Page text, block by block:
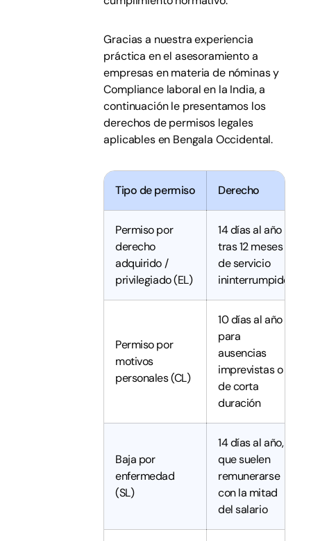
Gracias a nuestra experiencia
práctica en el asesoramiento a
empresas en materia de nóminas y
Compliance laboral en la India, a
continuación le presentamos los
derechos de permisos legales
aplicables en Bengala Occidental.
Tipo de permiso Derecho
Permiso por
derecho
adquirido /
privilegiado (EL)
14 días al año
tras 12 meses
de servicio
ininterrumpido
Permiso por
motivos
personales (CL)
10 días al año
para
ausencias
imprevistas o
de corta
duración
Baja por
enfermedad
(SL)
14 días al año,
que suelen
remunerarse
con la mitad
del salario